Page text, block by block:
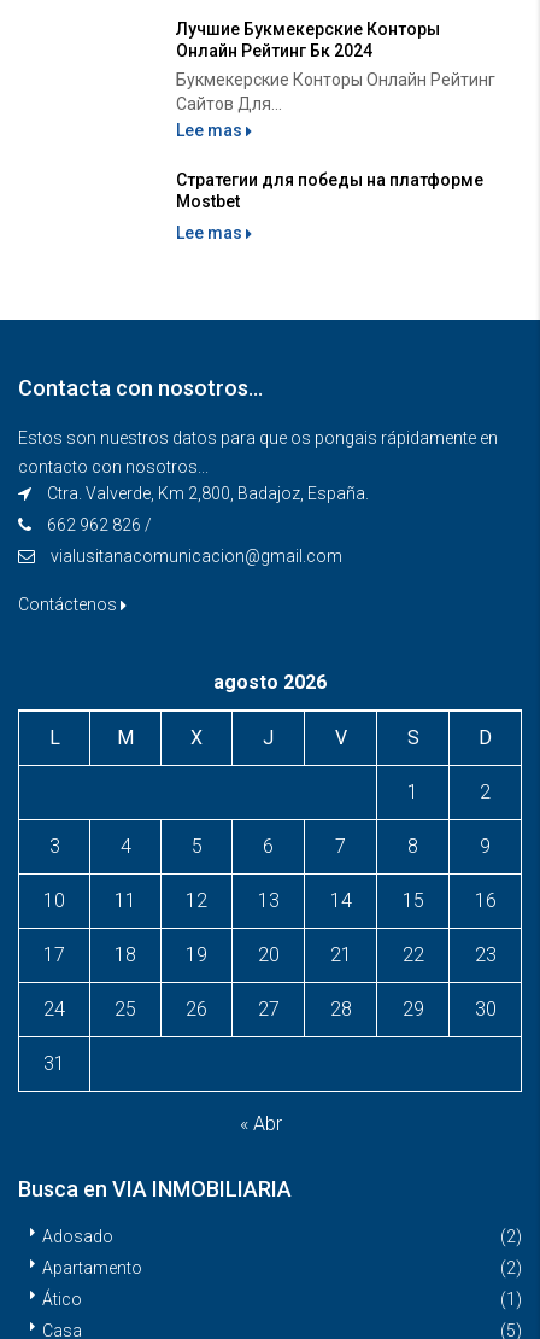
Лучшие Букмекерские Конторы
Онлайн Рейтинг Бк 2024
Букмекерские Конторы Онлайн Рейтинг
Сайтов Для...
Lee mas
Стратегии для победы на платформе
Mostbet
Lee mas
Contacta con nosotros…
Estos son nuestros datos para que os pongais rápidamente en
contacto con nosotros...
Ctra. Valverde, Km 2,800, Badajoz, España.
662 962 826 /
vialusitanacomunicacion@gmail.com
Contáctenos
agosto 2026
L M X J V S D
1 2
3 4 5 6 7 8 9
10 11 12 13 14 15 16
17 18 19 20 21 22 23
24 25 26 27 28 29 30
31
« Abr
Busca en VIA INMOBILIARIA
Adosado
(2)
Apartamento
(2)
Ático
(1)
Casa
(5)